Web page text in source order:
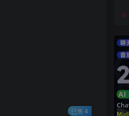
已售 4